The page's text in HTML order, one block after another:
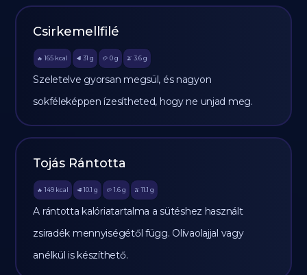
Csirkemellfilé
🔥 165 kcal 🥩 31 g 🥔 0g 🫒 3.6 g
Szeletelve gyorsan megsül, és nagyon
sokféleképpen ízesítheted, hogy ne unjad meg.
Tojás Rántotta
🔥 149 kcal 🥩 10.1 g 🥔 1.6g 🫒 11.1 g
A rántotta kalóriatartalma a sütéshez használt
zsiradék mennyiségétől függ. Olívaolajjal vagy
anélkül is készíthető.